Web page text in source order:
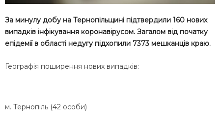
За минулу добу на Тернопільщині підтвердили 160 нових
випадків інфікування коронавірусом. Загалом від початку
епідемії в області недугу підхопили 7373 мешканців краю.
Географія поширення нових випадків:
м. Тернопіль (42 особи)